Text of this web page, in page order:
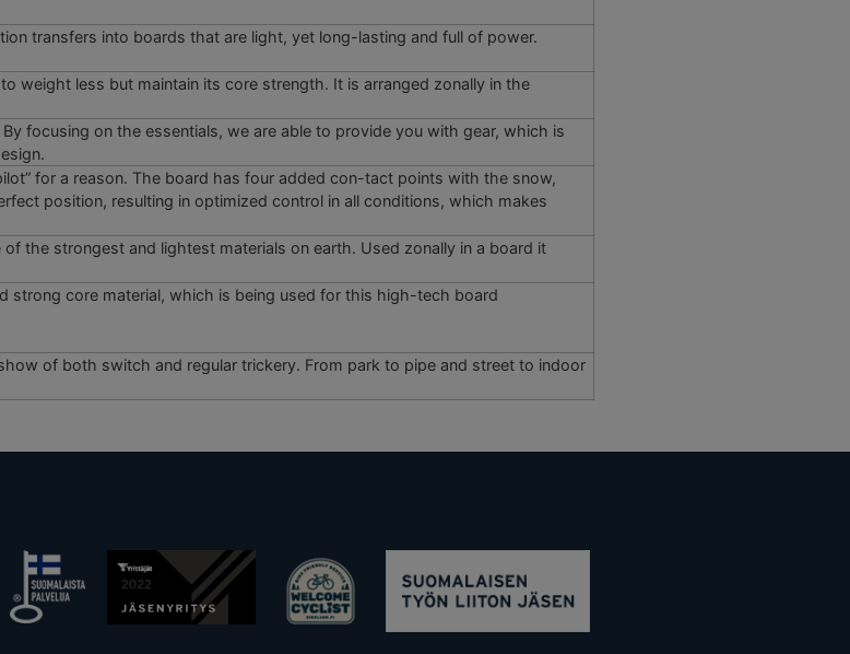
transfers into boards that are light, yet long-lasting and full of power.
weight less but maintain its core strength. It is arranged zonally in the
focusing on the essentials, we are able to provide you with gear, which is
for a reason. The board has four added con-tact points with the snow,
position, resulting in optimized control in all conditions, which makes
the strongest and lightest materials on earth. Used zonally in a board it
strong core material, which is being used for this high-tech board
of both switch and regular trickery. From park to pipe and street to indoor